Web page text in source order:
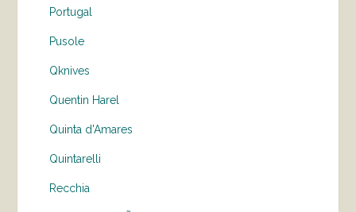
Portugal
Pusole
Qknives
Quentin Harel
Quinta d'Amares
Quintarelli
Recchia